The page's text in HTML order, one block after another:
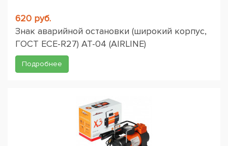
620 руб.
Знак аварийной остановки (широкий корпус,
ГОСТ ЕСЕ-R27) AT-04 (AIRLINE)
Подробнее